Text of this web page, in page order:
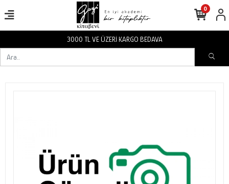
3000 TL VE ÜZERİ KARGO BEDAVA
0